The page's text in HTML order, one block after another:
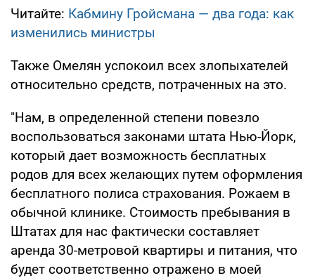
Читайте: Кабмину Гройсмана — два года: как
изменились министры
Также Омелян успокоил всех злопыхателей
относительно средств, потраченных на это.
"Нам, в определенной степени повезло
воспользоваться законами штата Нью-Йорк,
который дает возможность бесплатных
родов для всех желающих путем оформления
бесплатного полиса страхования. Рожаем в
обычной клинике. Стоимость пребывания в
Штатах для нас фактически составляет
аренда 30-метровой квартиры и питания, что
будет соответственно отражено в моей